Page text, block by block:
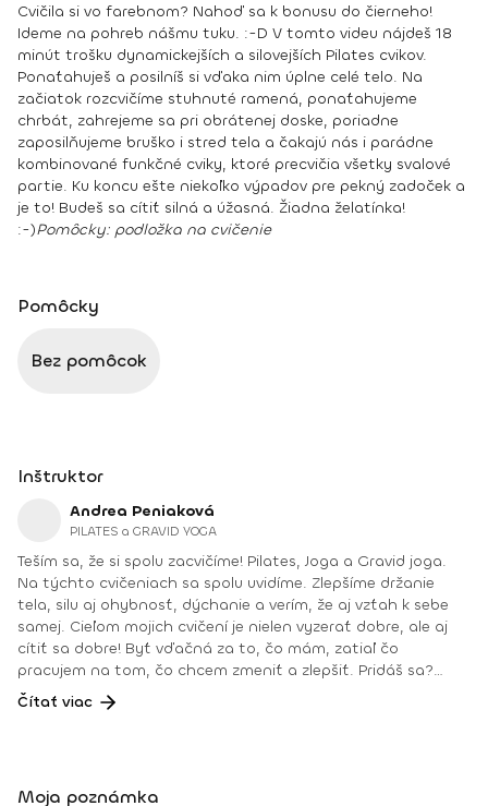
Cvičila si vo farebnom? Nahoď sa k bonusu do čierneho!
Ideme na pohreb nášmu tuku. :-D V tomto videu nájdeš 18
minút trošku dynamickejších a silovejších Pilates cvikov.
Ponaťahuješ a posilníš si vďaka nim úplne celé telo. Na
začiatok rozcvičíme stuhnuté ramená, ponaťahujeme
chrbát, zahrejeme sa pri obrátenej doske, poriadne
zaposilňujeme bruško i stred tela a čakajú nás i parádne
kombinované funkčné cviky, ktoré precvičia všetky svalové
partie. Ku koncu ešte niekoľko výpadov pre pekný zadoček a
je to! Budeš sa cítiť silná a úžasná. Žiadna želatínka!
:-)Pomôcky: podložka na cvičenie
Pomôcky
Bez pomôcok
Inštruktor
Andrea Peniaková
PILATES a GRAVID YOGA
Teším sa, že si spolu zacvičíme! Pilates, Joga a Gravid joga.
Na týchto cvičeniach sa spolu uvidíme. Zlepšíme držanie
tela, silu aj ohybnosť, dýchanie a verím, že aj vzťah k sebe
samej. Cieľom mojich cvičení je nielen vyzerať dobre, ale aj
cítiť sa dobre! Byť vďačná za to, čo mám, zatiaľ čo
pracujem na tom, čo chcem zmeniť a zlepšiť. Pridáš sa?
Teším sa na teba na online lekciách vo Fitshakeri, aj vo
Fitshaker podcaste! Taktiež osobne na mojich hodinách v
@andrea_mindfulflow Dosiahnuté vzdelanie: • Špecializačný
Čítať viac
Moja poznámka